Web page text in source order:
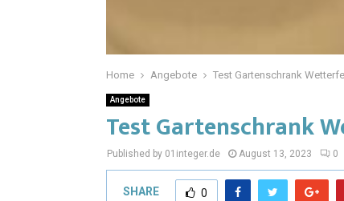
Home Angebote Test Gartenschrank
Angebote
Test Gartenschrank
Published by 01integer.de August 13, 2023 0
SHARE 0